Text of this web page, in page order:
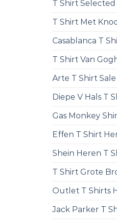
T Shirt
T Shirt Met
Casablanca T
T Shirt Van
Arte T Shirt Sale
Diepe V Hals T
Gas Monkey
Effen T Shirt
Shein Heren T
T Shirt Grote
Outlet T Shirts
Jack Parker T